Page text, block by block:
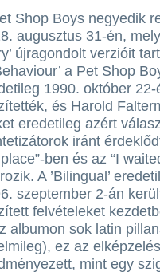
Shop Boys negyedik
augusztus 31-én, mely
újragondolt verzióit
a Pet Shop
1990. október
és Harold
eredetileg azért
iránt
ben és az “I
A ’Bilingual’
szeptember 2-án
felvételeket
albumon sok latin
ez az
mint egy